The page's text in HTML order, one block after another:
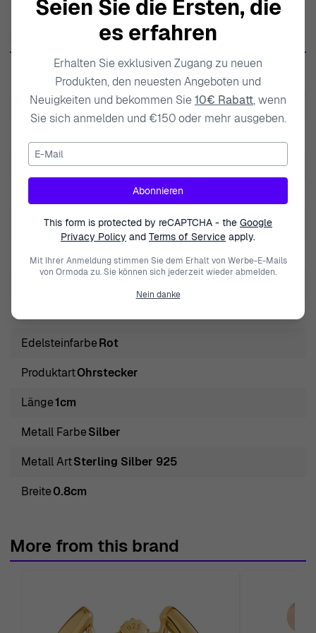
künstlerische Mischung aus klassischem und
zeitgenössischem Design und spricht die moderne Frau
an, die Qualität und Einzigartigkeit schätzt. Die Marke
basiert auf der Grundlage von Handwerkskunst und
bezieht nur die besten Materialien, um Haltbarkeit und
luxuriöse Oberflächen zu gewährleisten. Orphelia-
Designs sprechen das Herz an und ermöglichen es
Frauen, ihre Individualität auszudrücken, während sie
sich an die eleganten Ästhetiken halten, die die Marke
pflegt. Durch den Fokus darauf, Frauen mit schön
gestalteten Accessoires zu stärken, verzaubert Orphelia
kontinuierlich sein Publikum mit exquisiten Kollektionen,
die Selbstbewusstsein und Selbstausdruck erhöhen. In
einer wettbewerbsintensiven Welt, in der Mode flüchtig
ist, bleibt Orphelia ein beständiger Name, der zeitlose
Eleganz bietet, die nie aus der Mode kommt. Jedes
Stück lädt zur Bewunderung und zu Komplimenten ein
und dient als kostbares Schmuckstück für jeden Anlass.
es verkörpert eine Erzählung von Schönheit und
Raffinesse, die die Weiblichkeit feiert.
925 Sterling Silber - Silber
Umarmen Sie zeitlose Eleganz mit den Orphelia® 'Enora'
7425/RU. Diese exquisiten Ohrringe sind aus
geeignet, um jedem Outfit einen Hauch von Raffinesse zu
verleihen. Mit durchdachten Designelementen und
einem begehrten Namen in der Welt der
Produktdaten
ZO-7425/RU
EAN5415190106886
ModellEnora
Art der EdelsteinZirkonium
Geschlecht
Damen
EdelsteinfarbeRot
ProduktartOhrstecker
Länge1cm
Metall FarbeSilber
Metall ArtSterling Silber 925
Breite0.8cm
More from this brand
Seien Sie die Ersten, die
es erfahren
Erhalten Sie exklusiven Zugang zu neuen
Produkten, den neuesten Angeboten und
Neuigkeiten und bekommen Sie10€ Rabatt, wenn
Sie sich anmelden und €150 oder mehr ausgeben.
E-Mail
Abonnieren
This form is protected by reCAPTCHA - the Google
Privacy Policy and Terms of Service apply.
Mit Ihrer Anmeldung stimmen Sie dem Erhalt von Werbe-E-Mails
von Ormoda zu. Sie können sich jederzeit wieder abmelden.
Nein danke